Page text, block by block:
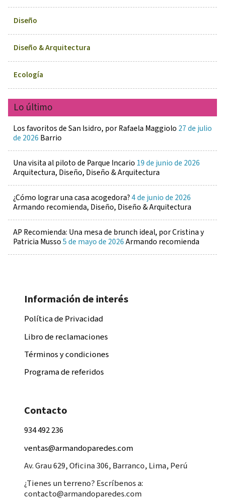
Diseño
Diseño & Arquitectura
Ecología
Lo último
Los favoritos de San Isidro, por Rafaela Maggiolo 27 de julio
de 2026 Barrio
Una visita al piloto de Parque Incario 19 de junio de 2026
Arquitectura, Diseño, Diseño & Arquitectura
¿Cómo lograr una casa acogedora?4 de junio de 2026
Armando recomienda, Diseño, Diseño & Arquitectura
AP Recomienda: Una mesa de brunch ideal, por Cristina y
Patricia Musso5 de mayo de 2026Armando recomienda
Información de interés
Política de Privacidad
Libro de reclamaciones
Términos y condiciones
Programa de referidos
Contacto
934 492 236
ventas@armandoparedes.com
Av. Grau 629, Oficina 306, Barranco, Lima, Perú
¿Tienes un terreno? Escríbenos a:
contacto@armandoparedes.com